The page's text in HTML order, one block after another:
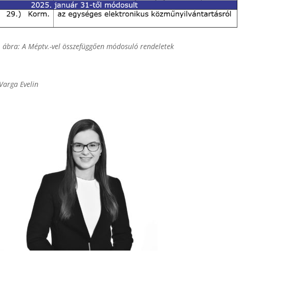
ábra: A Méptv.-vel összefüggően módosuló rendeletek
Evelin